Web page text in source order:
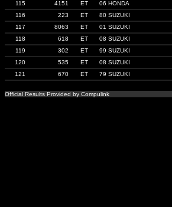
115
4151 ET 06 HONDA
116
223 ET 80 SUZUKI
117
8063 ET 01 SUZUKI
118
618 ET 08 SUZUKI
119
302 ET 99 SUZUKI
120
535 ET 08 SUZUKI
121
670 ET 79 SUZUKI
Official Results Provided by Compulink